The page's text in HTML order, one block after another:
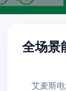
全场景
艾麦斯